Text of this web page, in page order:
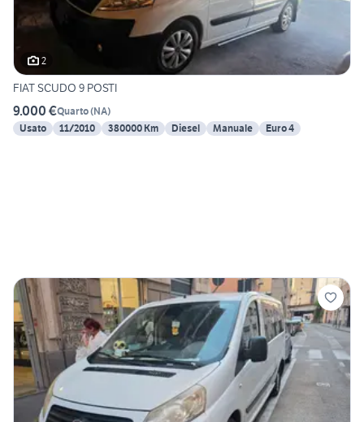
2
FIAT SCUDO 9 POSTI
9.000 €Quarto(NA)
Usato
11/2010 380000 Km Diesel Manuale Euro 4